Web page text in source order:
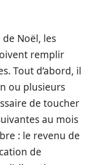
Noël, les
remplir
Tout d’abord, il
ou plusieurs
de toucher
au mois
: le revenu de
de